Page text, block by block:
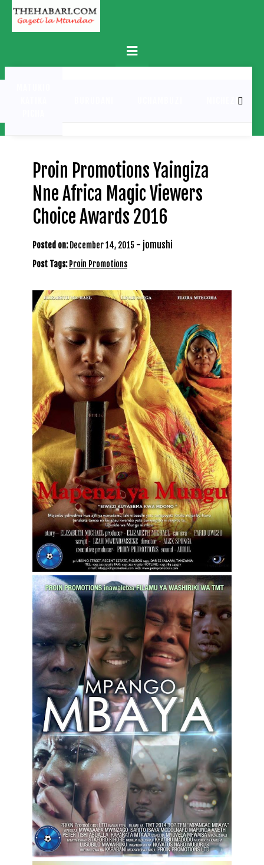
Skip
content
Primary
Menu
MICHEZO
Proin Promotions Yaingiza
Nne Africa Magic Viewers
Choice Awards 2016
Posted on: December 14, 2015 - jomushi
Post Tags: Proin Promotions